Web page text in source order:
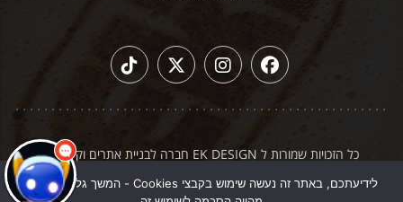
כל הזכויות שמורות ל EK DESIGN חברה לבניית אתרים וקידום
|
לידיעתכם, באתר זה נעשה שימוש בקבצי Cookies - המשך גלישה באתר